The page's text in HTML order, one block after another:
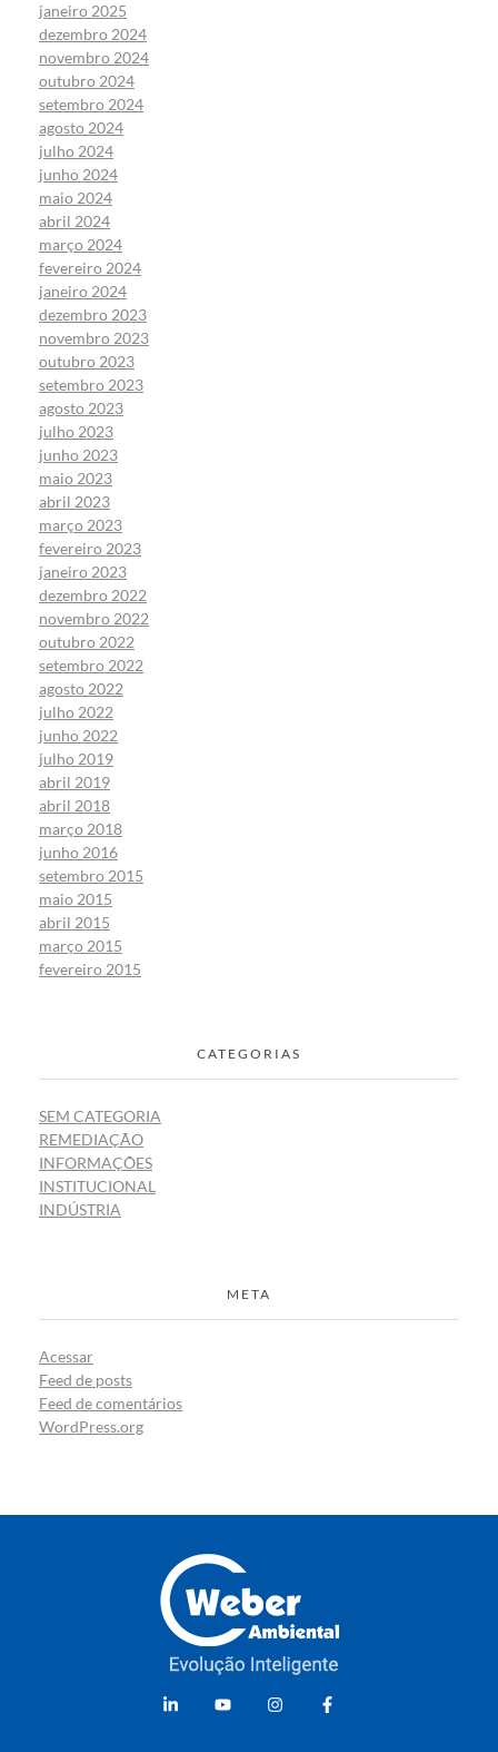
janeiro 2025
dezembro 2024
novembro 2024
outubro 2024
setembro 2024
agosto 2024
julho 2024
junho 2024
maio 2024
abril 2024
março 2024
fevereiro 2024
janeiro 2024
dezembro 2023
novembro 2023
outubro 2023
setembro 2023
agosto 2023
julho 2023
junho 2023
maio 2023
abril 2023
março 2023
fevereiro 2023
janeiro 2023
dezembro 2022
novembro 2022
outubro 2022
setembro 2022
agosto 2022
julho 2022
junho 2022
julho 2019
abril 2019
abril 2018
março 2018
junho 2016
setembro 2015
maio 2015
abril 2015
março 2015
fevereiro 2015
CATEGORIAS
SEM CATEGORIA
REMEDIAÇÃO
INFORMAÇÕES
INSTITUCIONAL
INDÚSTRIA
META
Acessar
Feed de posts
Feed de comentários
WordPress.org